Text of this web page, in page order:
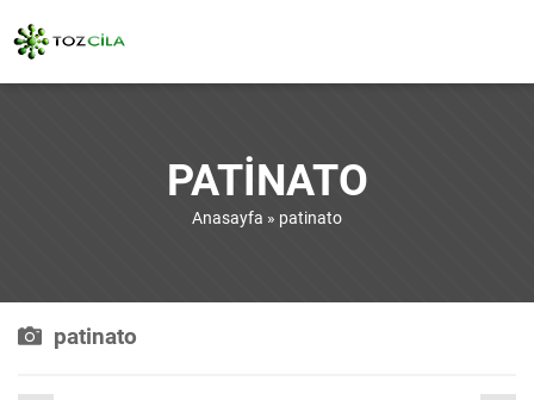
PATINATO
Anasayfa » patinato
patinato